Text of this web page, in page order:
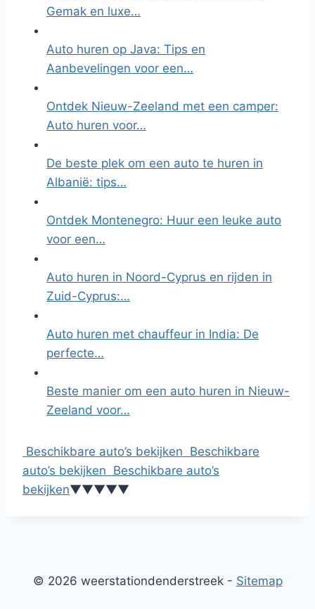
Gemak en luxe…
Auto huren op Java: Tips en
Aanbevelingen voor een…
Ontdek Nieuw-Zeeland met een camper:
Auto huren voor…
De beste plek om een auto te huren in
Albanië: tips…
Ontdek Montenegro: Huur een leuke auto
voor een…
Auto huren in Noord-Cyprus en rijden in
Zuid-Cyprus:…
Auto huren met chauffeur in India: De
perfecte…
Beste manier om een auto huren in Nieuw-
Zeeland voor…
Beschikbare auto’s bekijken Beschikbare
auto’s bekijken Beschikbare auto’s
bekijken▼▼▼▼▼
© 2026 weerstationdenderstreek - Sitemap